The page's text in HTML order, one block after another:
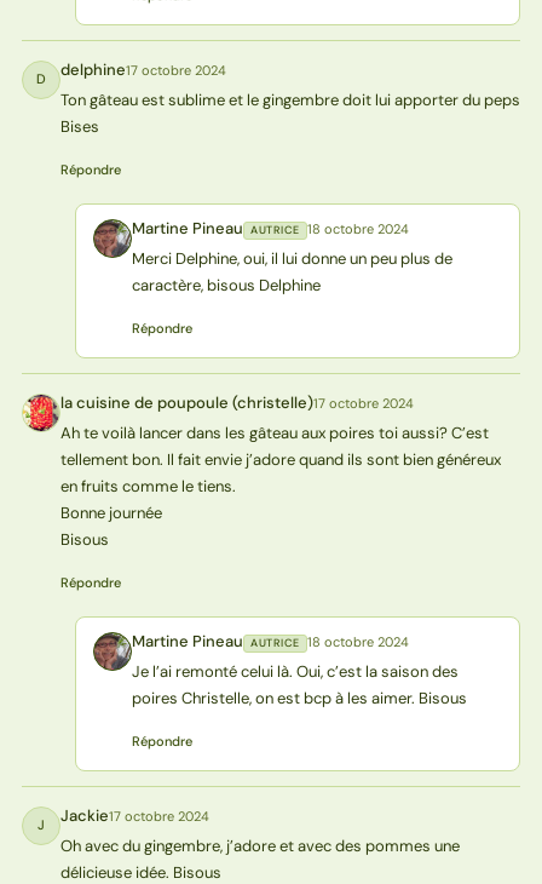
D delphine17 octobre 2024
Ton gâteau est sublime et le gingembre doit lui apporter du peps
Bises
Répondre
MP Martine Pineau AUTRICE 18 octobre 2024
Merci Delphine, oui, il lui donne un peu plus de
caractère, bisous Delphine
Répondre
L( la cuisine de poupoule (christelle)17 octobre 2024
Ah te voilà lancer dans les gâteau aux poires toi aussi? C’est
tellement bon. Il fait envie j’adore quand ils sont bien généreux
en fruits comme le tiens.
Bonne journée
Bisous
Répondre
MP Martine Pineau AUTRICE 18 octobre 2024
Je l’ai remonté celui là. Oui, c’est la saison des
poires Christelle, on est bcp à les aimer. Bisous
Répondre
J Jackie17 octobre 2024
Oh avec du gingembre, j’adore et avec des pommes une
délicieuse idée. Bisous